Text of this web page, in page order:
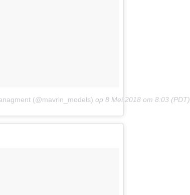
(@mavrin_models) op 8 Mei 2018 om 8:03 (PDT)